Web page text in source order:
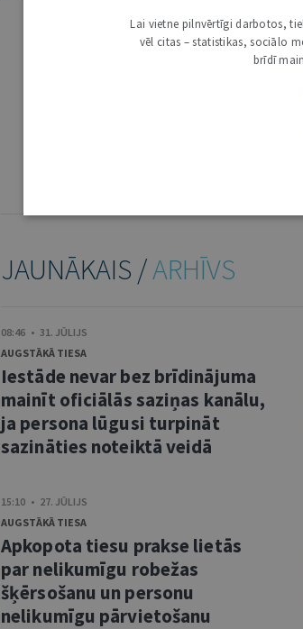
JAUNĀKAIS /ARHĪVS
08:46 • 31. JŪLIJS
AUGSTĀKĀ TIESA
Iestāde nevar bez brīdinājuma
mainīt oficiālās saziņas kanālu,
ja persona lūgusi turpināt
sazināties noteiktā veidā
15:10 • 27. JŪLIJS
AUGSTĀKĀ TIESA
Apkopota tiesu prakse lietās
par nelikumīgu robežas
šķērsošanu un personu
nelikumīgu pārvietošanu
Lai vietne pilnvērtīgi darbotos,
vēl citas – statistikas, sociālo
brīdī